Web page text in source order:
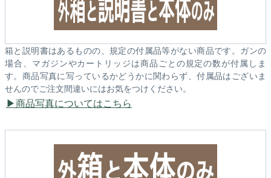
箱と説明書はあるものの、規定の付属品等がない商品です。ガンの
場合、マガジンやカートリッジは商品ごとの規定の数が付属しま
す。商品写真に写っているかどうかに関わらず、付属品はございま
せんのでご注文間違いにはお気をつけください。
商品写真についてはこちら